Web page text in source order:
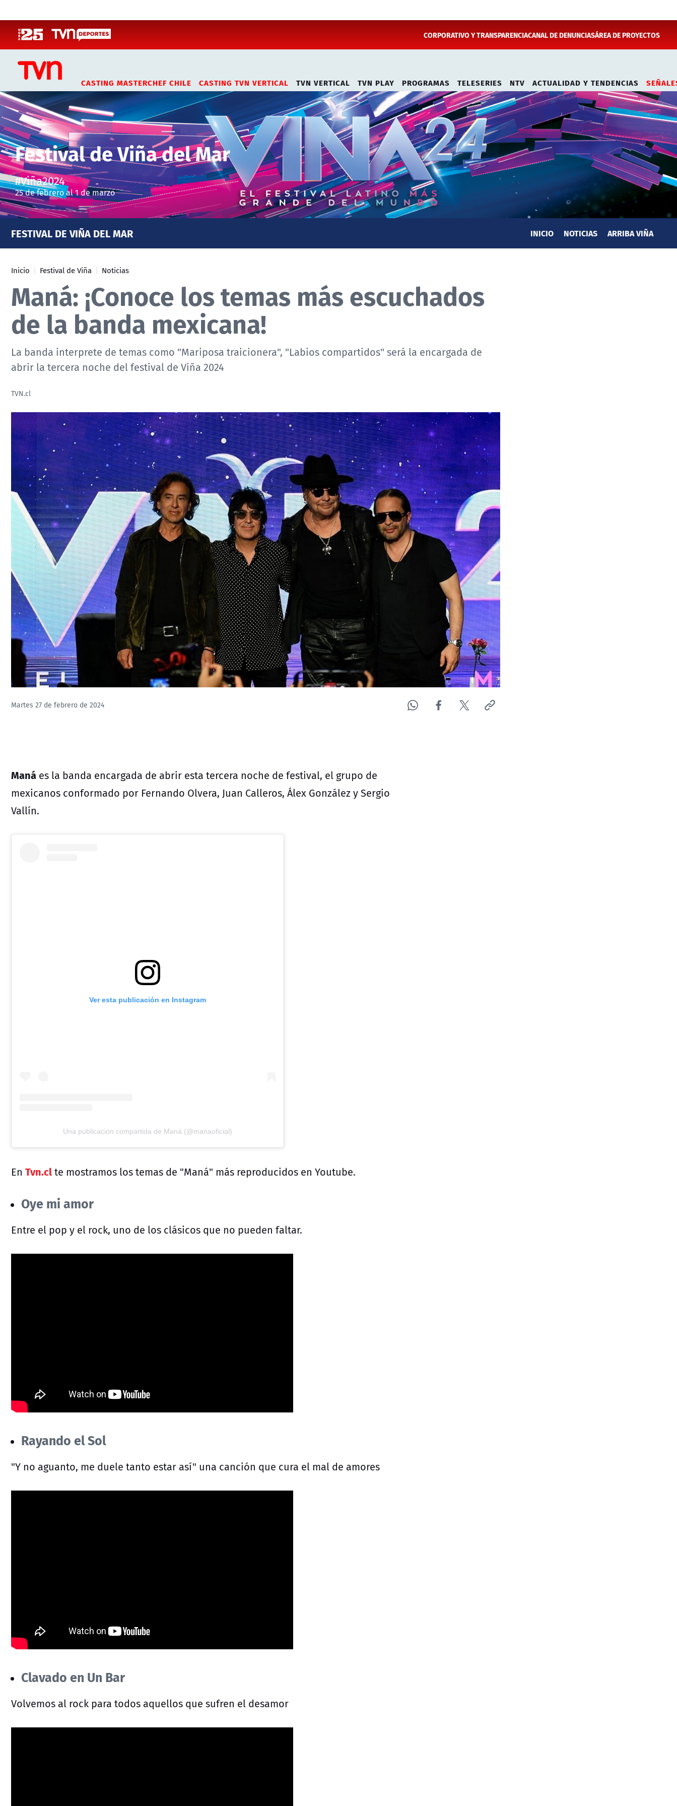
CORPORATIVO Y TRANSPARENCIACANAL DE DENUNCIASÁREA DE PROYECTOS
CASTING MASTERCHEF CHILE CASTING TVN VERTICAL TVN VERTICAL TVN PLAY PROGRAMAS TELESERIES NTV ACTUALIDAD Y TENDENCIAS
Festival de Viña del Mar
#Viña2024
25 de febrero al 1 de marzo
FESTIVAL DE VIÑA DEL MAR INICIO NOTICIAS ARRIBA VIÑA
Inicio Festival de Viña Noticias
Maná: ¡Conoce los temas más escuchados
de la banda mexicana!
La banda interprete de temas como "Mariposa traicionera", "Labios compartidos" será la encargada de
abrir la tercera noche del festival de Viña 2024
TVN.cl
Martes 27 de febrero de 2024
Maná es la banda encargada de abrir esta tercera noche de festival, el grupo de
mexicanos conformado por Fernando Olvera, Juan Calleros, Álex González y Sergio
Vallín.
Ver esta publicación en Instagram
Una publicación compartida de Maná (@manaoficial)
En Tvn.clte mostramos los temas de "Maná" más reproducidos en Youtube.
Oye mi amor
Entre el pop y el rock, uno de los clásicos que no pueden faltar.
Rayando el Sol
"Y no aguanto, me duele tanto estar así" una canción que cura el mal de amores
Clavado en Un Bar
Volvemos al rock para todos aquellos que sufren el desamor